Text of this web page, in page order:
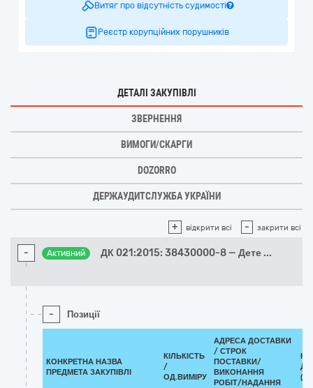
Витяг про відсутність судимості
Реєстр корупційних порушників
ДЕТАЛІ ЗАКУПІВЛІ
ЗВЕРНЕННЯ
ВИМОГИ/СКАРГИ
DOZORRO
ДЕРЖАУДИТСЛУЖБА УКРАЇНИ
+ відкрити всі - закрити всі
- Активний ДК 021:2015: 38430000-8 — Дете ...
- Позиції
КОНКРЕТНА НАЗВА
ПРЕДМЕТА ЗАКУПІВЛІ
КІЛЬКІСТЬ
/
ОД.ВИМІРУ
АДРЕСА ДОСТАВКИ
/ СТРОК
ПОСТАВКИ/
ВИКОНАННЯ
РОБІТ/НАДАННЯ
ДК